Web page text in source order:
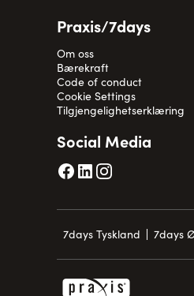
Praxis/7days
Om oss
Bærekraft
Code of conduct
Cookie Settings
Tilgjengelighetserklæring
Social Media
7days Tyskland 7days